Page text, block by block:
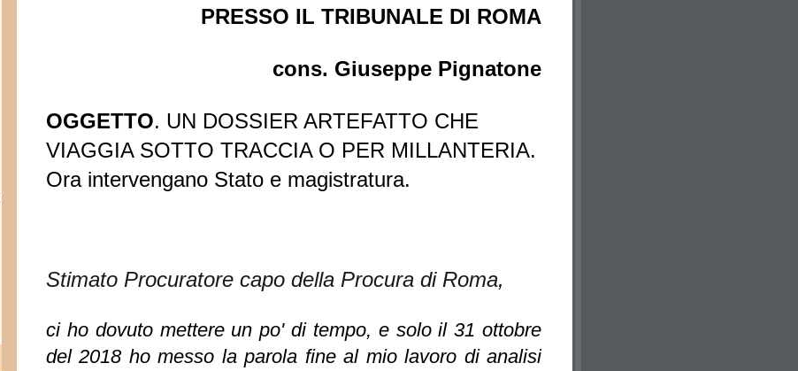
PRESSO IL TRIBUNALE DI ROMA
cons. Giuseppe Pignatone
OGGETTO. UN DOSSIER ARTEFATTO CHE
VIAGGIA SOTTO TRACCIA O PER MILLANTERIA.
Ora intervengano Stato e magistratura.
Stimato Procuratore capo della Procura di Roma,
ci ho dovuto mettere un po' di tempo, e solo il 31 ottobre
del 2018 ho messo la parola fine al mio lavoro di analisi